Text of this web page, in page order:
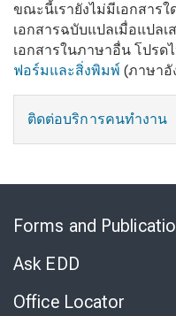
ขณะนี้เรายังไม่มีเอกสารใ
เอกสารฉบับแปลเมื่อแปลเ
เอกสารในภาษาอื่น โปรด
ฟอร์มและสิ่งพิมพ์ (ภาษาอั
ติดต่อบริการคนทำงาน
Forms and
Ask EDD
Office Locator